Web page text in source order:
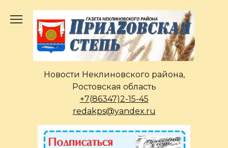
содержанию
Новости Неклиновского района,
Ростовская область
+7(86347)2-15-45
redakps@yandex.ru